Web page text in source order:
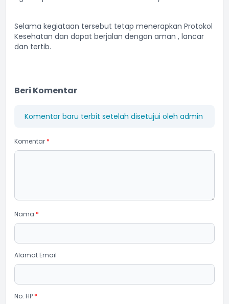
Selama kegiataan tersebut tetap menerapkan Protokol
Kesehatan dan dapat berjalan dengan aman , lancar
dan tertib.
Beri Komentar
Komentar baru terbit setelah disetujui oleh admin
Komentar *
Nama *
Alamat Email
No. HP *